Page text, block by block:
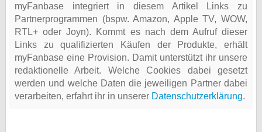
myFanbase integriert in diesem Artikel Links zu
Partnerprogrammen (bspw. Amazon, Apple TV, WOW,
RTL+ oder Joyn). Kommt es nach dem Aufruf dieser
Links zu qualifizierten Käufen der Produkte, erhält
myFanbase eine Provision. Damit unterstützt ihr unsere
redaktionelle Arbeit. Welche Cookies dabei gesetzt
werden und welche Daten die jeweiligen Partner dabei
verarbeiten, erfahrt ihr in unserer Datenschutzerklärung.